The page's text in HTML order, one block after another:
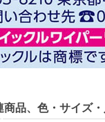
商品、色・サイズ